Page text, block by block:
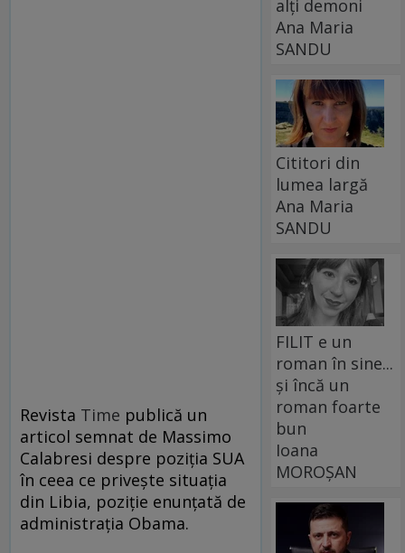
Revista Time publică un
articol semnat de Massimo
Calabresi despre poziţia SUA
în ceea ce priveşte situaţia
din Libia, poziţie enunţată de
administraţia Obama.
alți demoni
Ana Maria
SANDU
Cititori din
lumea largă
Ana Maria
SANDU
FILIT e un
roman în sine...
și încă un
roman foarte
bun
Ioana
MOROȘAN